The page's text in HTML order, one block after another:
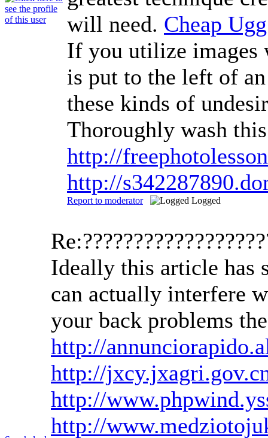
will need. Cheap
If you utilize images
is put to the left of
these kinds of
Thoroughly wash
http://
http://
Report to moderator Logged
Ideally this article has
can actually interfere
your back problems
http://
http://
http://
http://